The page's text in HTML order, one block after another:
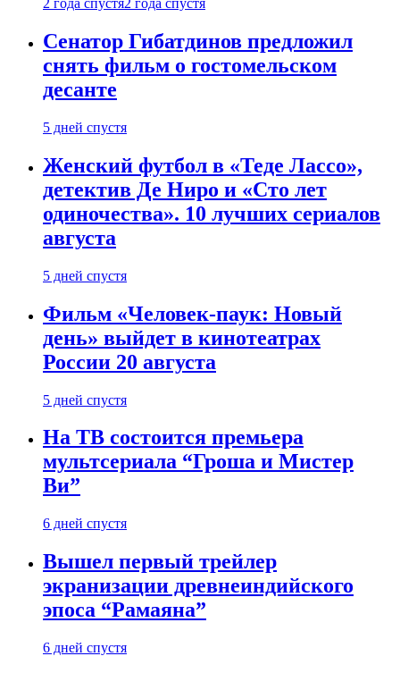
2 года спустя2 года спустя
Сенатор Гибатдинов предложил
снять фильм о гостомельском
десанте
5 дней спустя
Женский футбол в «Теде Лассо»,
детектив Де Ниро и «Сто лет
одиночества». 10 лучших сериалов
августа
5 дней спустя
Фильм «Человек-паук: Новый
день» выйдет в кинотеатрах
России 20 августа
5 дней спустя
На ТВ состоится премьера
мультсериала “Гроша и Мистер
Ви”
6 дней спустя
Вышел первый трейлер
экранизации древнеиндийского
эпоса “Рамаяна”
6 дней спустя